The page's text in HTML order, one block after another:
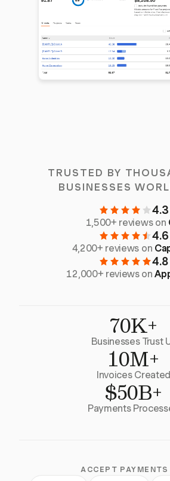
TRUSTED BY
BUSINESSES
4.3
1,500+ reviews on
4.6
4,200+ reviews on
4.8
12,000+ reviews on
70K+
Businesses Trust
10M+
Invoices Created
$50B+
Payments
ACCEPT